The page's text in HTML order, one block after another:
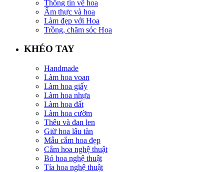
Thông tin về hoa
Ẩm thực và hoa
Làm đẹp với Hoa
Trồng, chăm sóc Hoa
KHÉO TAY
Handmade
Làm hoa voan
Làm hoa giấy
Làm hoa nhựa
Làm hoa đất
Làm hoa cườm
Thêu và đan len
Giữ hoa lâu tàn
Mẫu cắm hoa đẹp
Cắm hoa nghệ thuật
Bó hoa nghệ thuật
Tỉa hoa nghệ thuật